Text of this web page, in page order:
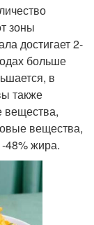
зоны
достигает 2-
больше
в
также
вещества,
вещества,
48% жира.